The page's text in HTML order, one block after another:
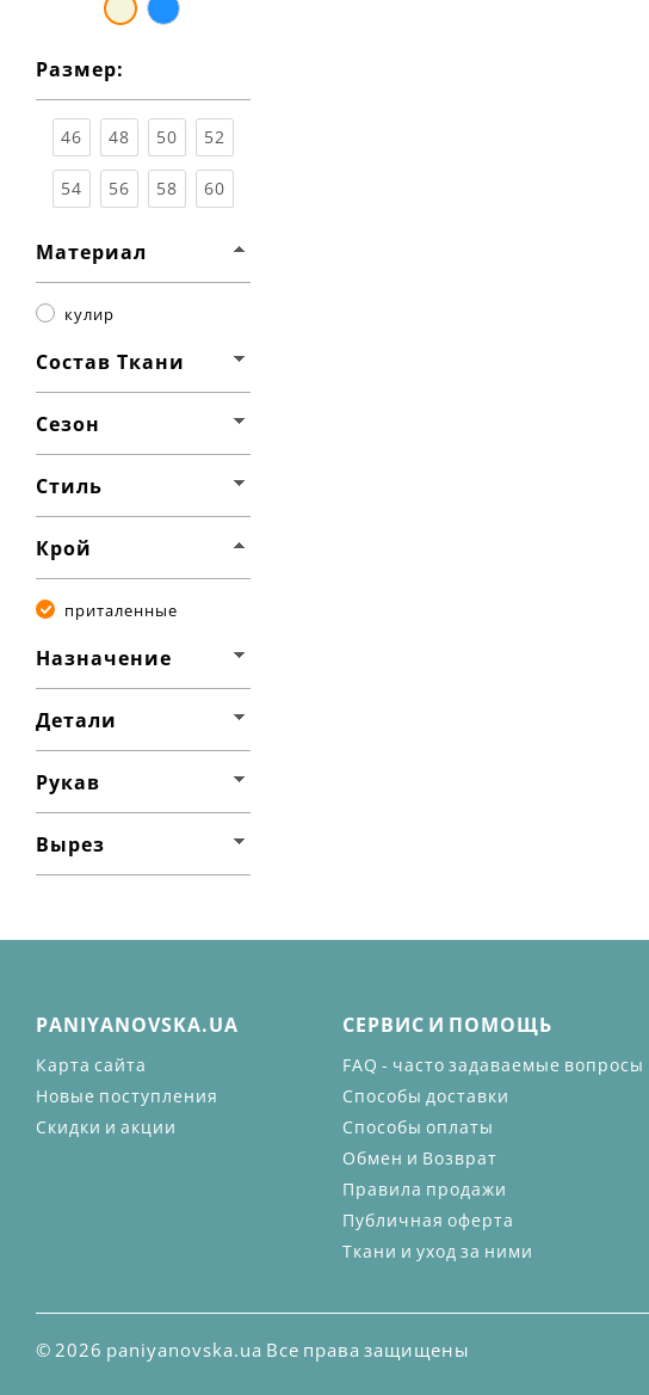
Размер:
46 48 50 52
54 56 58 60
Материал
кулир
Состав Ткани
Сезон
Стиль
Крой
приталенные
Назначение
Детали
Рукав
Вырез
PANIYANOVSKA.UA
Карта сайта
Новые поступления
Скидки и акции
СЕРВИС И ПОМОЩЬ
FAQ - часто задаваемые вопросы
Способы доставки
Способы оплаты
Обмен и Возврат
Правила продажи
Публичная оферта
Ткани и уход за ними
© 2026 paniyanovska.ua Все права защищены